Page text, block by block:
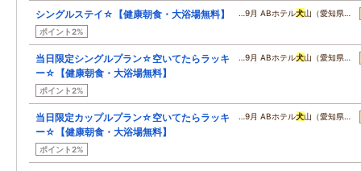
シングルステイ☆【健康朝食・大浴場無料】
ポイント2%
…9月 ABホテル犬山（愛知県…
当日限定シングルプラン☆空いてたらラッキ
ー☆【健康朝食・大浴場無料】
ポイント2%
…9月 ABホテル犬山（愛知県…
当日限定カップルプラン☆空いてたらラッキ
ー☆【健康朝食・大浴場無料】
ポイント2%
…9月 ABホテル犬山（愛知県…